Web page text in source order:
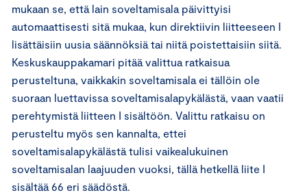
mukaan se, että lain soveltamisala päivittyisi
automaattisesti sitä mukaa, kun direktiivin liitteeseen I
lisättäisiin uusia säännöksiä tai niitä poistettaisiin siitä.
Keskuskauppakamari pitää valittua ratkaisua
perusteltuna, vaikkakin soveltamisala ei tällöin ole
suoraan luettavissa soveltamisalapykälästä, vaan vaatii
perehtymistä liitteen I sisältöön. Valittu ratkaisu on
perusteltu myös sen kannalta, ettei
soveltamisalapykälästä tulisi vaikealukuinen
soveltamisalan laajuuden vuoksi, tällä hetkellä liite I
sisältää 66 eri säädöstä.